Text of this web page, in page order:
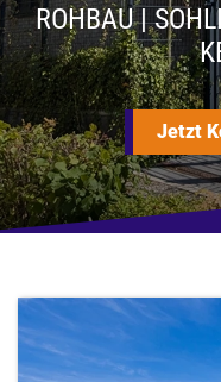
ROHBAU |
Jetzt